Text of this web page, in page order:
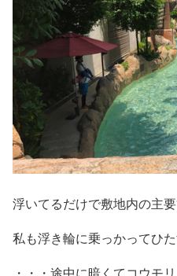
浮いてるだけで敷地内の主要
私も浮き輪に乗っかってひ
・・・途中に暗くてコウモ